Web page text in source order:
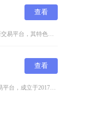
查看
SEGA是一家专注于区块链游戏领域的创新交易平台，其特色在于将传统游戏IP与数字货币生态深
查看
Coinmake是一个专注于数字货币交易的交易平台，成立于2017年，致力于为用户提供安全